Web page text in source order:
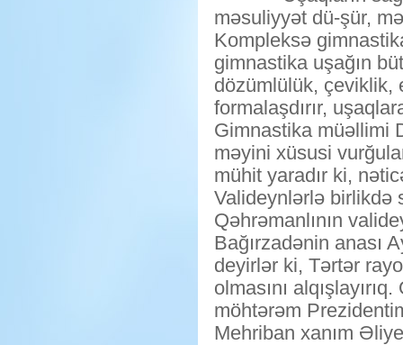
məsuliyyət dü-şür,
Kompleksə
gimnastika uşağın
dözümlülük, çeviklik,
formalaşdırır,
Gimnastika müəllimi
məyini xüsusi
mühit yaradır ki,
Valideynlərlə birlikdə
Qəhrəmanlının
Bağırzadənin anası
deyirlər ki, Tərtər
olmasını
möhtərəm
Mehriban xanım